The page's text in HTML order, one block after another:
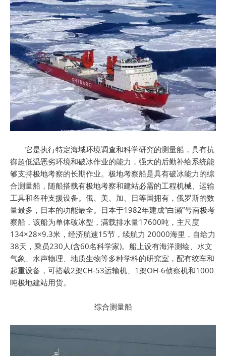
它是执行特定海域环境调查和科学研究的测量船，具有抗
御超低温恶劣环境和破冰作业的能力，强大的后勤补给系统能
够支持极地考察的长期作业。极地考察船是具有破冰能力的综
合测量船，随船搭载有极地考察和建站必需的工程机械、运输
工具和各种支援设备。俄、美、加、日等国拥有，俄罗斯的数
量最多，日本的功能最全。日本于1982年建成“白濑”号南极考
察船，该船为单体破冰型，满载排水量17600吨，主尺度
134×28×9.3米，经济航速15节，续航力 20000海里，自给力
38天，乘员230人(含60名科学家)。船上设有海洋测绘、水文
气象、水声物理、地质生物等多种学科的研究室，配有绞车和
起重设备，可搭载2架CH-53运输机、1架OH-6侦察机和1000
吨极地建站用货。
综合测量船